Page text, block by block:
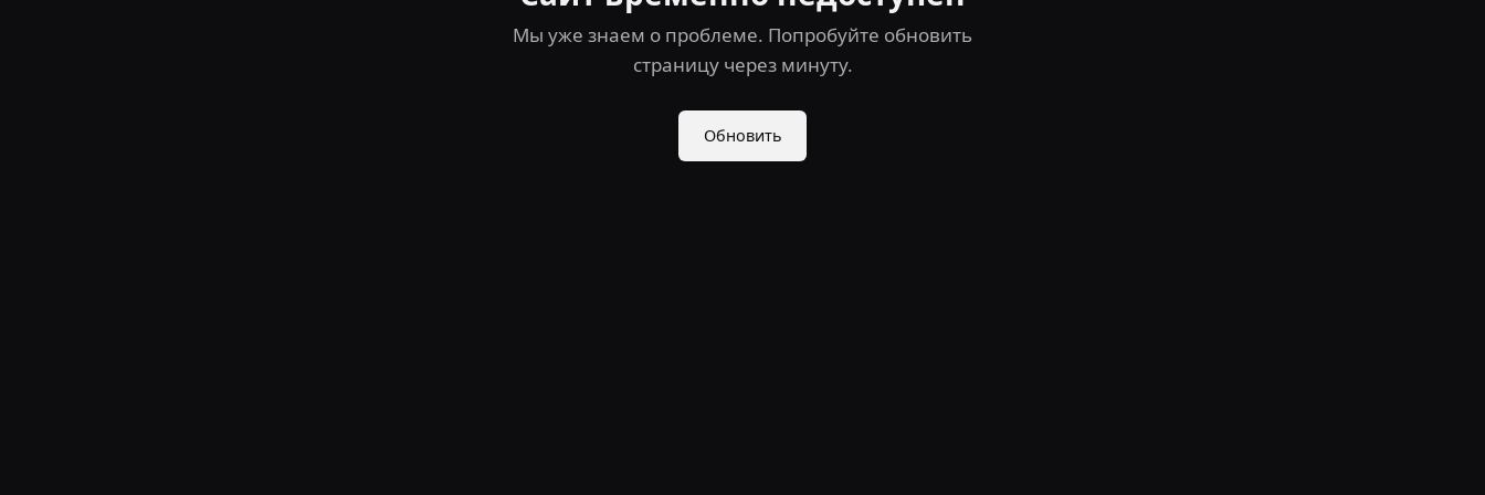
Мы уже знаем о проблеме. Попробуйте обновить
страницу через минуту.
Обновить